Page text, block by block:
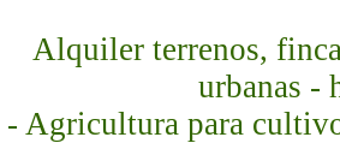
Alquiler terrenos,
urbanas -
- Agricultura para